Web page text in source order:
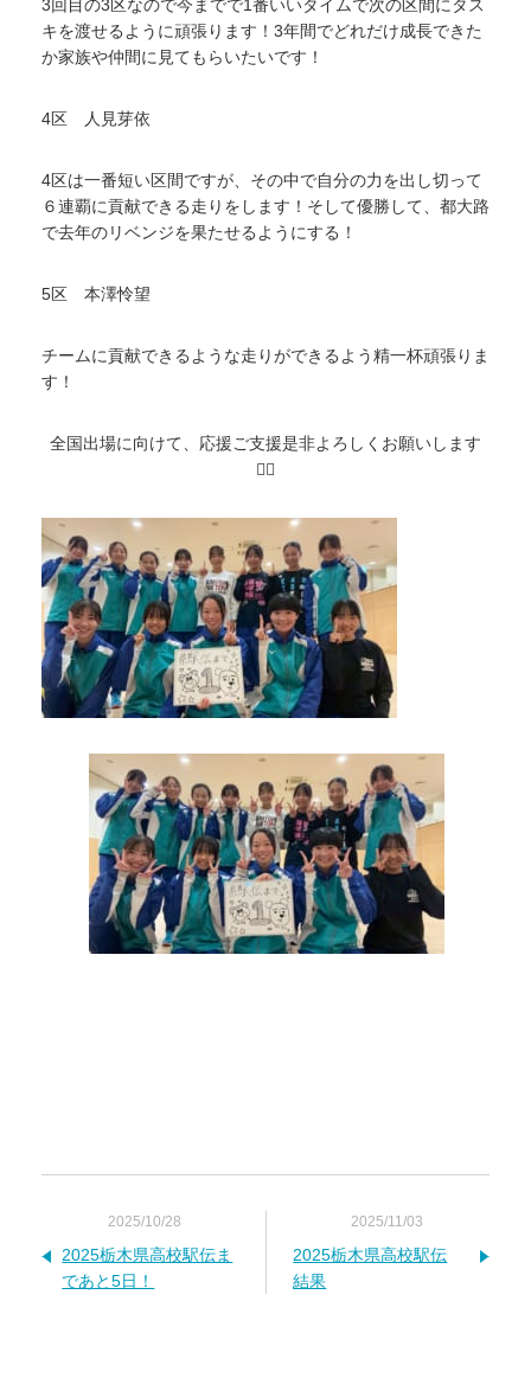
3回目の3区なので今までで1番いいタイムで次の区間にタス
キを渡せるように頑張ります！3年間でどれだけ成長できた
か家族や仲間に見てもらいたいです！
4区 人見芽依
4区は一番短い区間ですが、その中で自分の力を出し切って
６連覇に貢献できる走りをします！そして優勝して、都大路
で去年のリベンジを果たせるようにする！
5区 本澤怜望
チームに貢献できるような走りができるよう精一杯頑張りま
す！
全国出場に向けて、応援ご支援是非よろしくお願いします
🙇‍♂️
2025/10/28
2025栃木県高校駅伝ま
であと5日！
2025/11/03
2025栃木県高校駅伝
結果